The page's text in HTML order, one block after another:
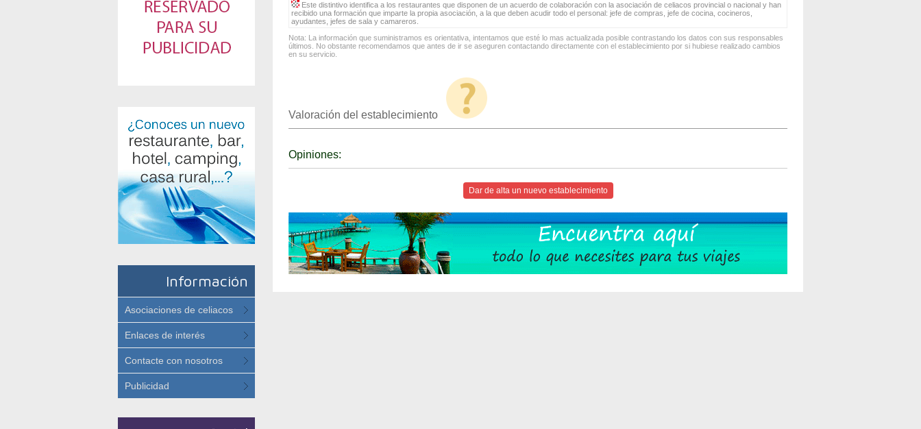
Información
Asociaciones de celiacos
Enlaces de interés
Contacte con nosotros
Publicidad
Este distintivo identifica a los restaurantes que disponen de un acuerdo de colaboración con la asociación de celiacos provincial o nacional y han
recibido una formación que imparte la propia asociación, a la que deben acudir todo el personal: jefe de compras, jefe de cocina, cocineros,
ayudantes, jefes de sala y camareros.
Nota: La información que suministramos es orientativa, intentamos que esté lo mas actualizada posible contrastando los datos con sus responsables
últimos. No obstante recomendamos que antes de ir se aseguren contactando directamente con el establecimiento por si hubiese realizado cambios
en su servicio.
Valoración del establecimiento
Opiniones:
Dar de alta un nuevo establecimiento